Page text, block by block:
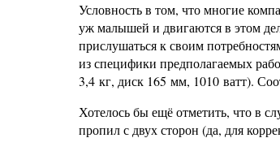
Условность в том, что многие
уж малышей и двигаются в этом
прислушаться к своим
из специфики предполагаемых
3,4 кг, диск 165 мм, 1010 ватт).
Хотелось бы ещё отметить, что в
пропил с двух сторон (да, для